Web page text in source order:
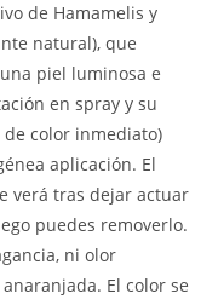
de Hamamelis y
natural), que
piel luminosa e
en spray y su
color inmediato)
aplicación. El
verá tras dejar actuar
puedes removerlo.
ni olor
El color se